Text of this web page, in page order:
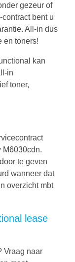
gezeur of
bent u
All-in dus
en toners!
kan
in
toner,
M6030cdn.
te geven
wanneer dat
overzicht mbt
lease
Vraag naar